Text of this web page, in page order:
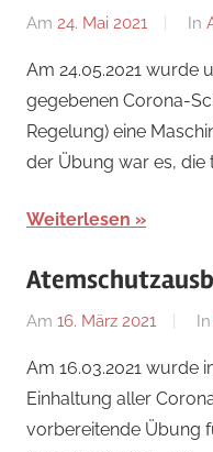
Am 24. Mai 2021
Von
In
Am 24.05.2021 wurde
gegebenen Corona-
Regelung) eine
der Übung war es, die
Weiterlesen
Am 16. März 2021 In
Am 16.03.2021 wurde
Einhaltung aller
vorbereitende Übung